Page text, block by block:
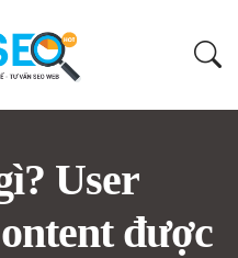
User
được